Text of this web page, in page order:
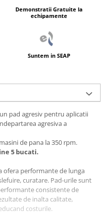
Demonstratii Gratuite la
echipamente
Suntem in SEAP
pad agresiv pentru aplicatii
agresiva a
de pana la 350 rpm.
5 bucati.
ofera performante de lunga
curatare. Pad-urile sunt
consistente de
de inalta calitate,
costurile.